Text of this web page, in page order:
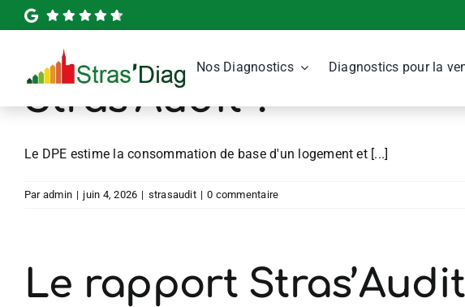
Passer
au
Nos Diagnostics Diagnostics pour la
Quelle est la
Stras’Audit ?
Le DPE estime la consommation de base d'un logement et [...]
Par admin | juin 4, 2026 | strasaudit | 0 commentaire
Le rapport